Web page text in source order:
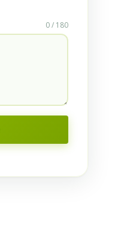
0 / 180